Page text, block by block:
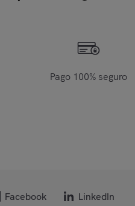
Pago 100% seguro
Facebook LinkedIn